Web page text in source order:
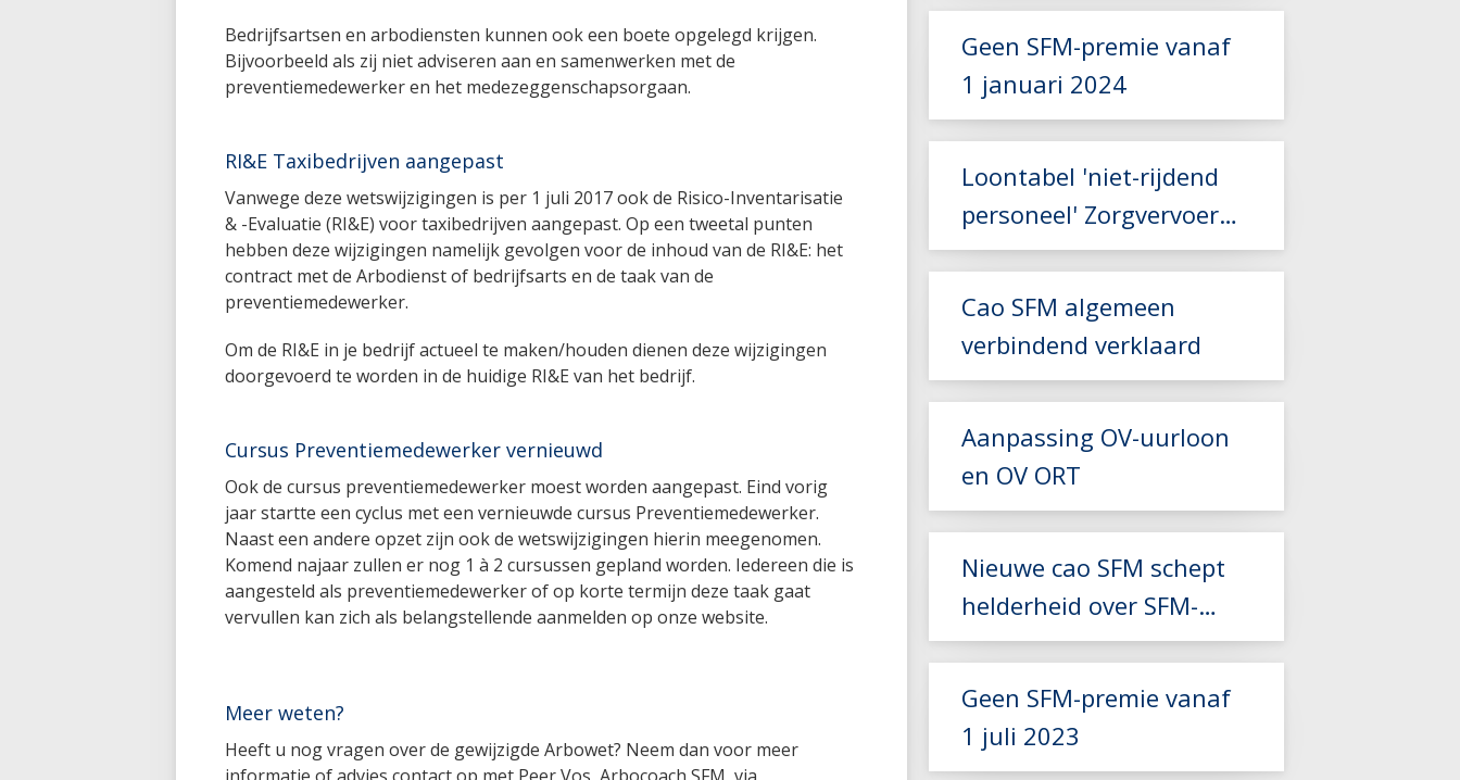
Bedrijfsartsen en arbodiensten kunnen ook een boete opgelegd krijgen.
Bijvoorbeeld als zij niet adviseren aan en samenwerken met de
preventiemedewerker en het medezeggenschapsorgaan.
RI&E Taxibedrijven aangepast
Vanwege deze wetswijzigingen is per 1 juli 2017 ook de Risico-Inventarisatie
& -Evaluatie (RI&E) voor taxibedrijven aangepast. Op een tweetal punten
hebben deze wijzigingen namelijk gevolgen voor de inhoud van de RI&E: het
contract met de Arbodienst of bedrijfsarts en de taak van de
preventiemedewerker.
Om de RI&E in je bedrijf actueel te maken/houden dienen deze wijzigingen
doorgevoerd te worden in de huidige RI&E van het bedrijf.
Cursus Preventiemedewerker vernieuwd
Ook de cursus preventiemedewerker moest worden aangepast. Eind vorig
jaar startte een cyclus met een vernieuwde cursus Preventiemedewerker.
Naast een andere opzet zijn ook de wetswijzigingen hierin meegenomen.
Komend najaar zullen er nog 1 à 2 cursussen gepland worden. Iedereen die is
aangesteld als preventiemedewerker of op korte termijn deze taak gaat
vervullen kan zich als belangstellende aanmelden op onze website.
Meer weten?
Heeft u nog vragen over de gewijzigde Arbowet? Neem dan voor meer
informatie of advies contact op met Peer Vos, Arbocoach SFM, via
Lees meer
Geen SFM-premie vanaf
1 januari 2024
Lees meer
Loontabel 'niet-rijdend
personeel' Zorgvervoer
en Taxi aangepast
Lees meer
Cao SFM algemeen
verbindend verklaard
Lees meer
Aanpassing OV-uurloon
en OV ORT
Nieuwe cao SFM schept
helderheid over SFM-
premie
Geen SFM-premie vanaf
1 juli 2023